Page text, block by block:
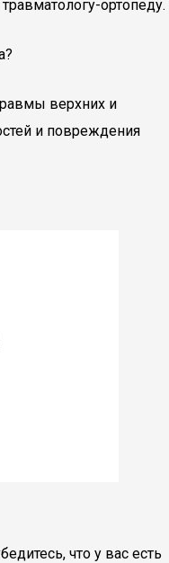
ортопеду.
верхних и
и повреждения
что у вас есть